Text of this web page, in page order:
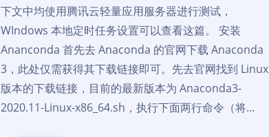
下文中均使用腾讯云轻量应用服务器进行测试，
WIndows 本地定时任务设置可以查看这篇。 安装
Ananconda 首先去 Anaconda 的官网下载 Anaconda
3，此处仅需获得其下载链接即可。先去官网找到 Linux
版本的下载链接，目前的最新版本为 Anaconda3-
2020.11-Linux-x86_64.sh，执行下面两行命令（将…